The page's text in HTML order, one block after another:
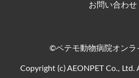
お問い合わせ
©ペテモ動物病院オンラ
Copyright (c) AEONPET Co., Ltd.